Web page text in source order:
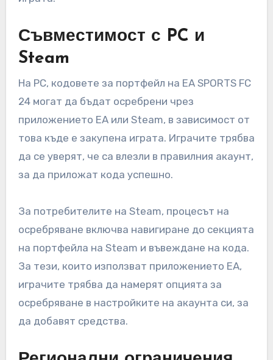
Съвместимост с PC и
Steam
На PC, кодовете за портфейл на EA SPORTS FC
24 могат да бъдат осребрени чрез
приложението EA или Steam, в зависимост от
това къде е закупена играта. Играчите трябва
да се уверят, че са влезли в правилния акаунт,
за да приложат кода успешно.
За потребителите на Steam, процесът на
осребряване включва навигиране до секцията
на портфейла на Steam и въвеждане на кода.
За тези, които използват приложението EA,
играчите трябва да намерят опцията за
осребряване в настройките на акаунта си, за
да добавят средства.